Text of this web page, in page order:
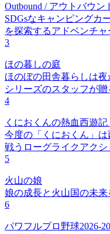
Outbound / アウトバウン
SDGsなキャンピングカ
を探索するアドベンチャ
3
ほの暮しの庭
ほのぼの田舎暮らしは夜
シリーズのスタッフが贈
4
くにおくんの熱血西遊
今度の「くにおくん」
戦うローグライクアクシ
5
火山の娘
娘の成長と火山国の未
6
パワフルプロ野球2026-